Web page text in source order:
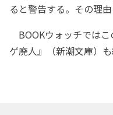
ると警告する。その理
BOOKウォッチではこ
ゲ廃人』（新潮文庫）も